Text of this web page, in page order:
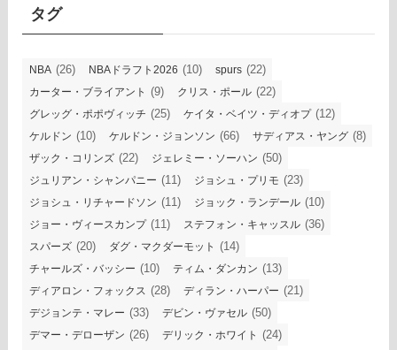
タグ
NBA (26) NBAドラフト2026 (10) spurs (22)
カーター・ブライアント (9) クリス・ポール (22)
グレッグ・ポポヴィッチ (25) ケイタ・ベイツ・ディオプ(12)
ケルドン (10) ケルドン・ジョンソン (66) サディアス・ヤング (8)
ザック・コリンズ (22) ジェレミー・ソーハン (50)
ジュリアン・シャンパニー (11) ジョシュ・プリモ (23)
ジョシュ・リチャードソン (11) ジョック・ランデール (10)
ジョー・ヴィースカンプ(11) ステフォン・キャッスル (36)
スパーズ (20) ダグ・マクダーモット (14)
チャールズ・バッシー (10) ティム・ダンカン (13)
ディアロン・フォックス (28) ディラン・ハーパー (21)
デジョンテ・マレー (33) デビン・ヴァセル (50)
デマー・デローザン (26) デリック・ホワイト (24)